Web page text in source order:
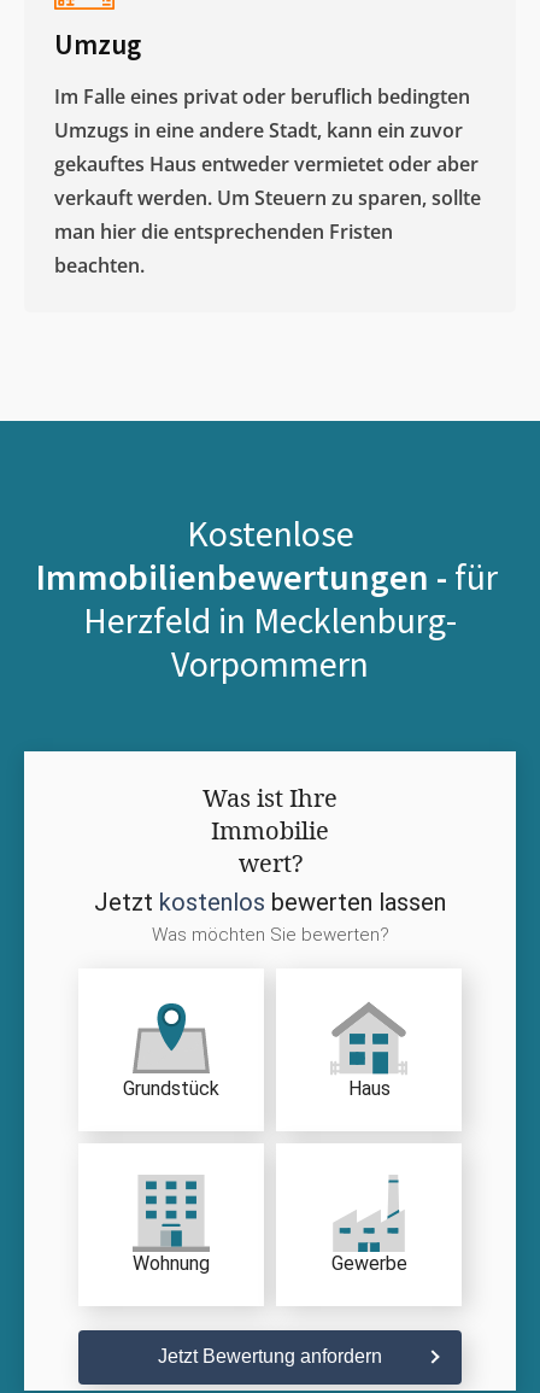
Umzug
Im Falle eines privat oder beruflich bedingten
Umzugs in eine andere Stadt, kann ein zuvor
gekauftes Haus entweder vermietet oder aber
verkauft werden. Um Steuern zu sparen, sollte
man hier die entsprechenden Fristen
beachten.
Kostenlose
Immobilienbewertungen - für
Herzfeld in Mecklenburg-
Vorpommern
Was ist Ihre
Immobilie
wert?
Jetzt kostenlos bewerten lassen
Was möchten Sie bewerten?
Grundstück Haus
Wohnung Gewerbe
Jetzt Bewertung anfordern